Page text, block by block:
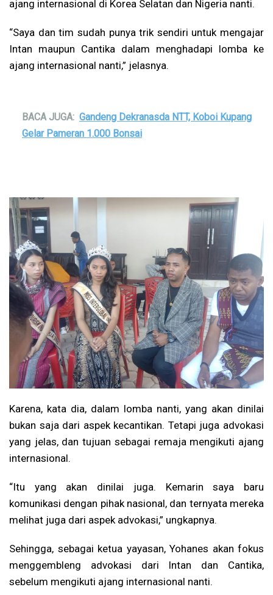
ajang internasional di Korea Selatan dan Nigeria nanti.
“Saya dan tim sudah punya trik sendiri untuk mengajar
Intan maupun Cantika dalam menghadapi lomba ke
ajang internasional nanti,” jelasnya.
BACA JUGA: Gandeng Dekranasda NTT, Koboi Kupang
Gelar Pameran 1.000 Bonsai
Karena, kata dia, dalam lomba nanti, yang akan dinilai
bukan saja dari aspek kecantikan. Tetapi juga advokasi
yang jelas, dan tujuan sebagai remaja mengikuti ajang
internasional.
“Itu yang akan dinilai juga. Kemarin saya baru
komunikasi dengan pihak nasional, dan ternyata mereka
melihat juga dari aspek advokasi,” ungkapnya.
Sehingga, sebagai ketua yayasan, Yohanes akan fokus
menggembleng advokasi dari Intan dan Cantika,
sebelum mengikuti ajang internasional nanti.